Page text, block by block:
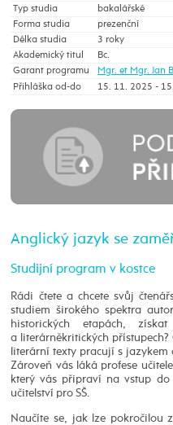
Typ studia
bakalářské
Forma studia
prezenční
Délka studia
3 roky
Akademický titul
Bc.
Garant programu
Mgr. et Mgr. Jan
Přihláška od-do
15. 11. 2025 -
Anglický jazyk se
Studijní program v kostce
Rádi čtete a chcete svůj
studiem širokého spektra
historických etapách,
a literárněkritických
literární texty pracují s jazykem
Zároveň vás láká profese
který vás připraví na vstup do
učitelství pro SŠ.
Naučíte se, jak lze pokročilou